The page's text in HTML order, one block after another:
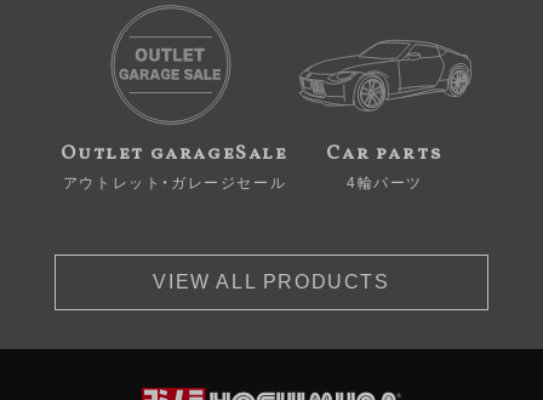
Outlet garageSale
アウトレット・ガレージセール
Car parts
4輪パーツ
VIEW ALL PRODUCTS